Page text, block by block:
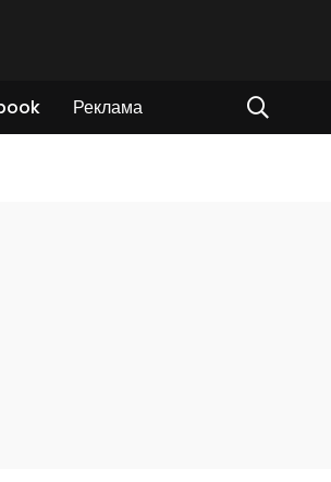
Реклама